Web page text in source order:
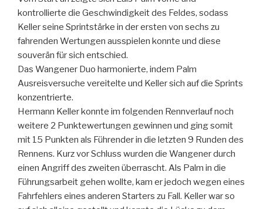
kontrollierte die Geschwindigkeit des Feldes, sodass
Keller seine Sprintstärke in der ersten von sechs zu
fahrenden Wertungen ausspielen konnte und diese
souverän für sich entschied.
Das Wangener Duo harmonierte, indem Palm
Ausreisversuche vereitelte und Keller sich auf die Sprints
konzentrierte.
Hermann Keller konnte im folgenden Rennverlauf noch
weitere 2 Punktewertungen gewinnen und ging somit
mit 15 Punkten als Führender in die letzten 9 Runden des
Rennens. Kurz vor Schluss wurden die Wangener durch
einen Angriff des zweiten überrascht. Als Palm in die
Führungsarbeit gehen wollte, kam er jedoch wegen eines
Fahrfehlers eines anderen Starters zu Fall. Keller war so